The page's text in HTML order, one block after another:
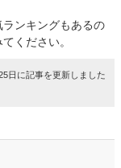
ンキングもあるの
ください。
日に記事を更新しました